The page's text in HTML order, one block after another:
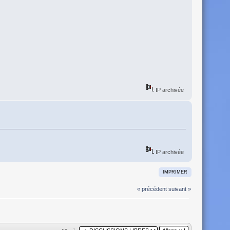
IP archivée
IP archivée
IMPRIMER
« précédent suivant »